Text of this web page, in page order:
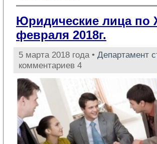
Юридические лица по
февраля 2018г.
5 марта 2018 года • Департамент
комментариев 4